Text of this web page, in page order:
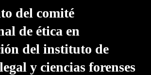
del comité
de ética en
del instituto de
y ciencias forenses